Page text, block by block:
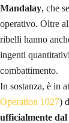
Mandalay, che
operativo. Oltre
ribelli hanno
ingenti
combattimento.
In sostanza, è in
Operation 1027)
ufficialmente